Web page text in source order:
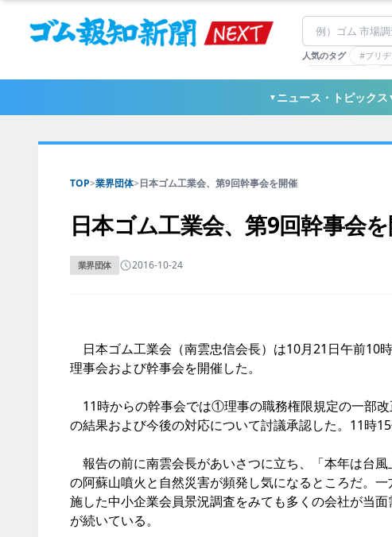
人気のタグ #ブリ
#日本ゼオン
#
#東ソー
▼ ニュース・トピックス
TOP>業界団体>日本ゴム工業会、第9回幹事会を開催
日本ゴム工業会、第9回幹事会
業界団体 2016-10-24
日本ゴム工業会（南雲忠信会長）は10月21日午前10
理事会および幹事会を開催した。
11時からの幹事会では①理事の職務権限規定の一部
の結果および今後の対応について討議承認した。11時
報告の前に南雲会長があいさつに立ち、「本年は台
の阿蘇山噴火と自然災害が頻発し気になるところだ。
施した中小企業会員景況調査をみても多くの会社が当
が続いている。